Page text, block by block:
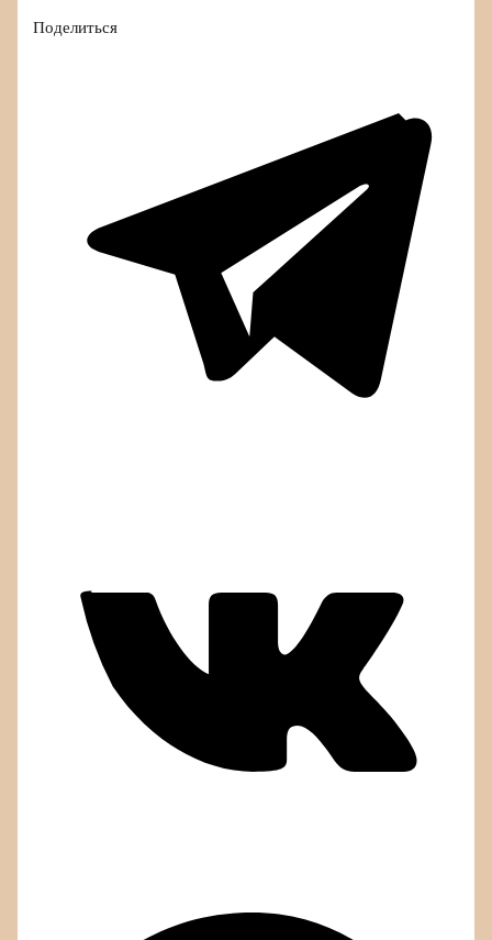
Поделиться